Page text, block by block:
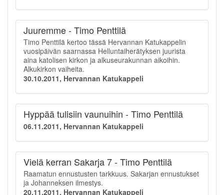
Juuremme - Timo Penttilä
Timo Penttilä kertoo tässä Hervannan Katukappelin
vuosipäivän saarnassa Helluntaiherätyksen juurista
aina katolisen kirkon ja alkuseurakunnan aikoihin.
Alkukirkon vaiheita.
30.10.2011, Hervannan Katukappeli
Hyppää tulisiin vaunuihin - Timo Penttilä
06.11.2011, Hervannan Katukappeli
Vielä kerran Sakarja 7 - Timo Penttilä
Raamatun ennustusten tarkkuus. Sakarjan ennustukset
ja Johanneksen ilmestys.
20.11.2011, Hervannan Katukappeli